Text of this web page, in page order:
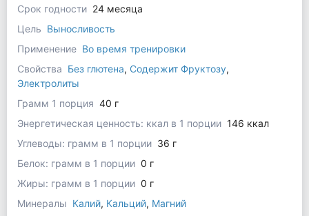
Срок годности 24 месяца
Цель Выносливость
Применение Во время тренировки
Свойства Без глютена, Содержит Фруктозу,
Электролиты
Грамм 1 порция 40 г
Энергетическая ценность: ккал в 1 порции 146 ккал
Углеводы: грамм в 1 порции 36 г
Белок: грамм в 1 порции 0 г
Жиры: грамм в 1 порции 0 г
Минералы Калий, Кальций, Магний